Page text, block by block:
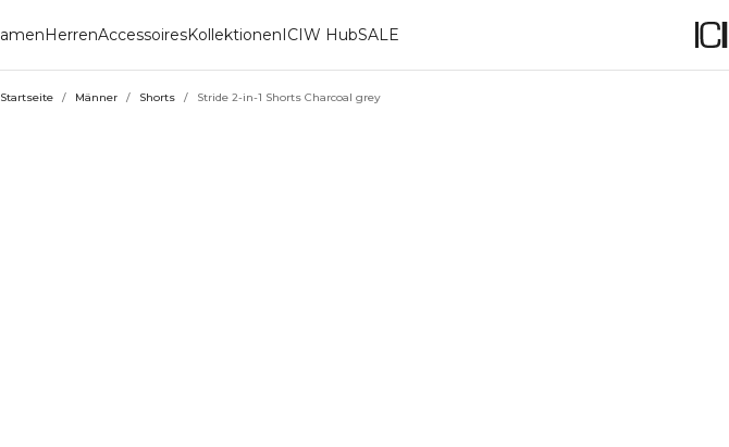
HerrenAccessoiresKollektionenICIW HubSALE
Startseite / Männer / Shorts / Stride 2-in-1 Shorts Charcoal grey